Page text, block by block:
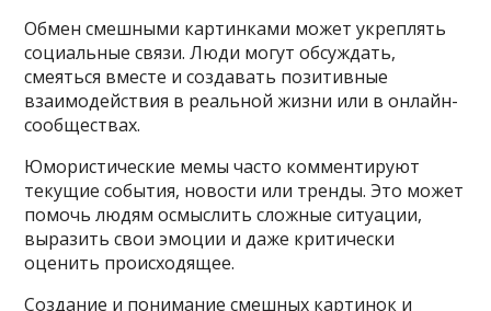
Обмен смешными картинками может укреплять
социальные связи. Люди могут обсуждать,
смеяться вместе и создавать позитивные
взаимодействия в реальной жизни или в онлайн-
сообществах.
Юмористические мемы часто комментируют
текущие события, новости или тренды. Это может
помочь людям осмыслить сложные ситуации,
выразить свои эмоции и даже критически
оценить происходящее.
Создание и понимание смешных картинок и